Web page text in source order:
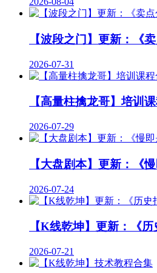
【波段之门】更新：《卖
2026-07-31
【高量柱擒龙哥】培训
2026-07-29
【大盘剧本】更新：《慢
2026-07-24
【K线乾坤】更新：《
2026-07-21